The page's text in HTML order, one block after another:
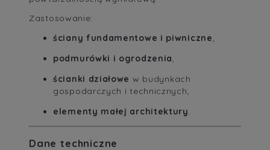
Zastosowanie:
ściany fundamentowe i piwniczne,
podmurówki i ogrodzenia,
ścianki działowe w budynkach
gospodarczych i technicznych,
elementy małej architektury.
Dane techniczne